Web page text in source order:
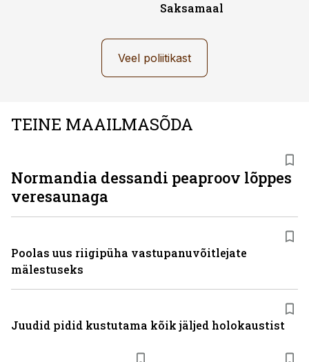
Saksamaal
Veel poliitikast
TEINE MAAILMASÕDA
Normandia dessandi peaproov lõppes
veresaunaga
Poolas uus riigipüha vastupanuvõitlejate
mälestuseks
Juudid pidid kustutama kõik jäljed holokaustist